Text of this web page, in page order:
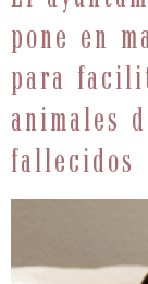
pone en
para
animales
fallecidos